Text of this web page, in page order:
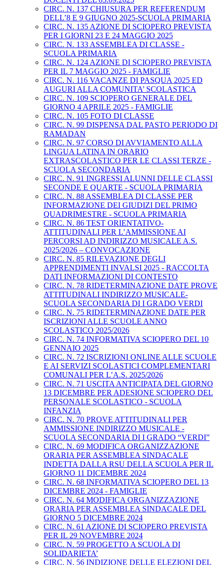
CIRC. N. 137 CHIUSURA PER REFERENDUM
DELL’8 E 9 GIUGNO 2025-SCUOLA PRIMARIA
CIRC. N. 135 AZIONE DI SCIOPERO PREVISTA
PER I GIORNI 23 E 24 MAGGIO 2025
CIRC. N. 133 ASSEMBLEA DI CLASSE -
SCUOLA PRIMARIA
CIRC. N. 124 AZIONE DI SCIOPERO PREVISTA
PER IL 7 MAGGIO 2025 - FAMIGLIE
CIRC. N. 116 VACANZE DI PASQUA 2025 ED
AUGURI ALLA COMUNITA’ SCOLASTICA
CIRC. N. 109 SCIOPERO GENERALE DEL
GIORNO 4 APRILE 2025 - FAMIGLIE
CIRC. N. 105 FOTO DI CLASSE
CIRC. N. 99 DISPENSA DAL PASTO PERIODO DI
RAMADAN
CIRC. N. 97 CORSO DI AVVIAMENTO ALLA
LINGUA LATINA IN ORARIO
EXTRASCOLASTICO PER LE CLASSI TERZE -
SCUOLA SECONDARIA
CIRC. N. 91 INGRESSI ALUNNI DELLE CLASSI
SECONDE E QUARTE - SCUOLA PRIMARIA
CIRC. N. 88 ASSEMBLEA DI CLASSE PER
INFORMAZIONE DEI GIUDIZI DEL PRIMO
QUADRIMESTRE - SCUOLA PRIMARIA
CIRC. N. 86 TEST ORIENTATIVO-
ATTITUDINALI PER L’AMMISSIONE AI
PERCORSI AD INDIRIZZO MUSICALE A.S.
2025/2026 – CONVOCAZIONE
CIRC. N. 85 RILEVAZIONE DEGLI
APPRENDIMENTI INVALSI 2025 - RACCOLTA
DATI INFORMAZIONI DI CONTESTO
CIRC. N. 78 RIDETERMINAZIONE DATE PROVE
ATTITUDINALI INDIRIZZO MUSICALE-
SCUOLA SECONDARIA DI I GRADO VERDI
CIRC. N. 75 RIDETERMINAZIONE DATE PER
ISCRIZIONI ALLE SCUOLE ANNO
SCOLASTICO 2025/2026
CIRC. N. 74 INFORMATIVA SCIOPERO DEL 10
GENNAIO 2025
CIRC. N. 72 ISCRIZIONI ONLINE ALLE SCUOLE
E AI SERVIZI SCOLASTICI COMPLEMENTARI
COMUNALI PER L’A.S. 2025/2026
CIRC. N. 71 USCITA ANTICIPATA DEL GIORNO
13 DICEMBRE PER ADESIONE SCIOPERO DEL
PERSONALE SCOLASTICO - SCUOLA
INFANZIA
CIRC. N. 70 PROVE ATTITUDINALI PER
AMMISSIONE INDIRIZZO MUSICALE -
SCUOLA SECONDARIA DI I GRADO “VERDI”
CIRC. N. 69 MODIFICA ORGANIZZAZIONE
ORARIA PER ASSEMBLEA SINDACALE
INDETTA DALLA RSU DELLA SCUOLA PER IL
GIORNO 11 DICEMBRE 2024
CIRC. N. 68 INFORMATIVA SCIOPERO DEL 13
DICEMBRE 2024 - FAMIGLIE
CIRC. N. 64 MODIFICA ORGANIZZAZIONE
ORARIA PER ASSEMBLEA SINDACALE DEL
GIORNO 5 DICEMBRE 2024
CIRC. N. 61 AZIONE DI SCIOPERO PREVISTA
PER IL 29 NOVEMBRE 2024
CIRC. N. 59 PROGETTO A SCUOLA DI
SOLIDARIETA’
CIRC. N. 56 INDIZIONE DELLE ELEZIONI DEL